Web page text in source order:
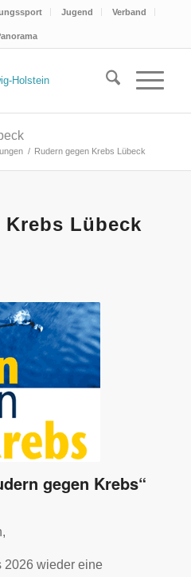
Jugend Verband
/ Rudern gegen Krebs Lübeck
Krebs Lübeck
gegen Krebs“
2026 wieder eine